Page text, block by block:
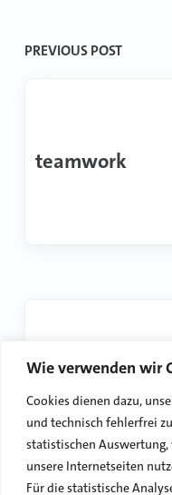
Wie verwenden wir
Cookies dienen dazu,
und technisch fehlerfrei
statistischen Auswertung,
unsere Internetseiten
Für die statistische
PREVIOUS POST
teamwork